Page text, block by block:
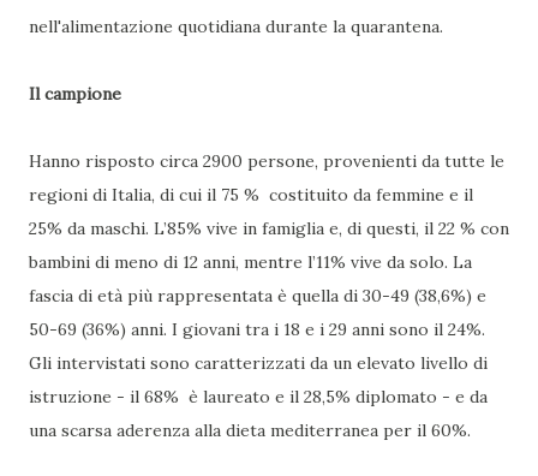
nell'alimentazione quotidiana durante la quarantena.
Il campione
Hanno risposto circa 2900 persone, provenienti da tutte le
regioni di Italia, di cui il 75 % costituito da femmine e il
25% da maschi. L’85% vive in famiglia e, di questi, il 22 % con
bambini di meno di 12 anni, mentre l’11% vive da solo. La
fascia di età più rappresentata è quella di 30-49 (38,6%) e
50-69 (36%) anni. I giovani tra i 18 e i 29 anni sono il 24%.
Gli intervistati sono caratterizzati da un elevato livello di
istruzione - il 68% è laureato e il 28,5% diplomato - e da
una scarsa aderenza alla dieta mediterranea per il 60%.